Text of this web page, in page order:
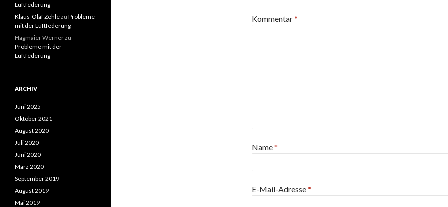
Kommentar*
Name*
E-Mail-Adresse*
Luftfederung
Klaus-Olaf Zehlezu Probleme
mit der Luftfederung
Hagmaier Wernerzu
Probleme mit der
Luftfederung
ARCHIV
Juni 2025
Oktober 2021
August 2020
Juli 2020
Juni 2020
März 2020
September 2019
August 2019
Mai 2019